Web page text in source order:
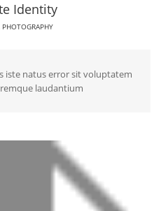
Identity
PHOTOGRAPHY
iste natus error sit voluptatem
laudantium